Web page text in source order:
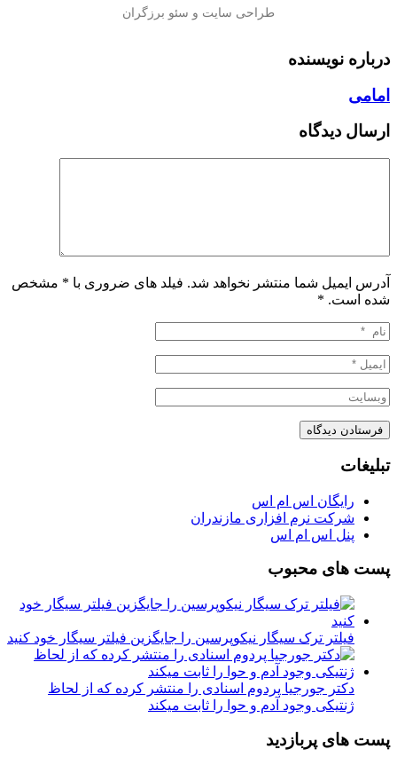
درباره نویسنده
امامی
ارسال دیدگاه
آدرس ایمیل شما منتشر نخواهد شد. فیلد های ضروری با * مشخص
شده است. *
تبلیغات
رایگان اس ام اس
شرکت نرم افزاری مازندران
پنل اس ام اس
پست های محبوب
فیلتر ترک سیگار نیکوپرسین را جایگزین فیلتر سیگار خود کنید
دکتر جورجیا پردوم اسنادی را منتشر کرده که از لحاظ
ژنتیکی وجود آدم و حوا را ثابت میکند
پست های پربازدید